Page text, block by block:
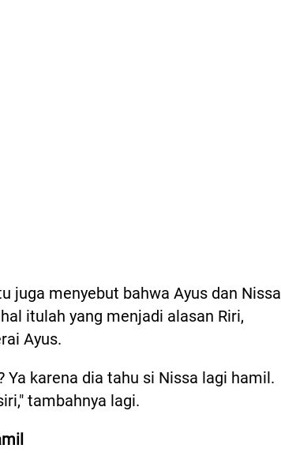
juga menyebut bahwa Ayus dan Nissa
itulah yang menjadi alasan Riri,
Ayus.
Ya karena dia tahu si Nissa lagi hamil.
tambahnya lagi.